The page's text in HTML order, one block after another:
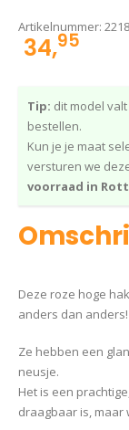
Artikelnummer:
34,95
Tip: dit model
bestellen.
Kun je je maat
versturen we
voorraad in
Deze roze hoge
anders dan anders!
Ze hebben een
neusje.
Het is een
draagbaar is, maar